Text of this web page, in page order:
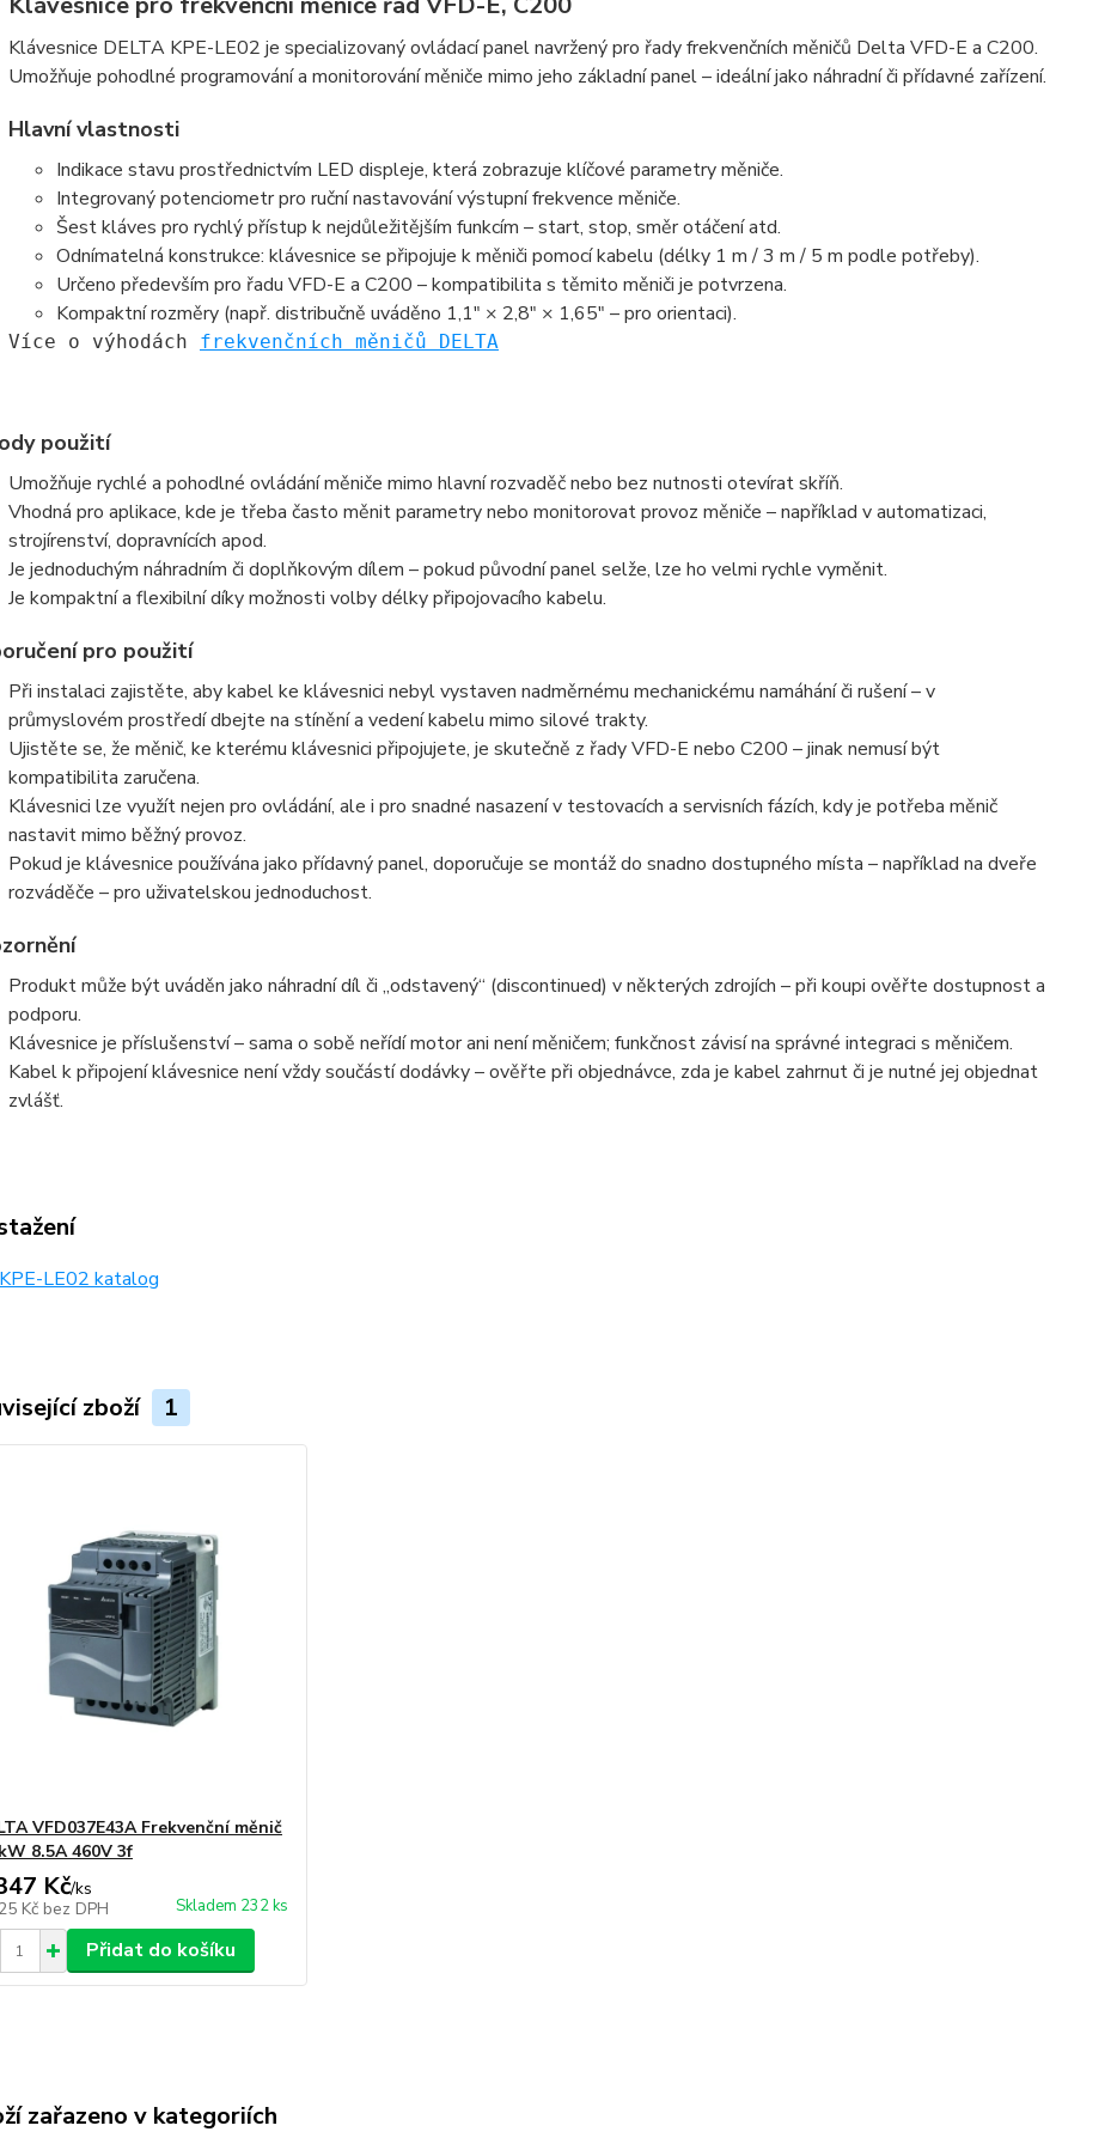
Klávesnice DELTA KPE-LE02 je specializovaný ovládací panel navržený pro řady frekvenčních měničů Delta VFD-E a C200.
Umožňuje pohodlné programování a monitorování měniče mimo jeho základní panel – ideální jako náhradní či přídavné zařízení.
Hlavní vlastnosti
Indikace stavu prostřednictvím LED displeje, která zobrazuje klíčové parametry měniče.
Integrovaný potenciometr pro ruční nastavování výstupní frekvence měniče.
Šest kláves pro rychlý přístup k nejdůležitějším funkcím – start, stop, směr otáčení atd.
Odnímatelná konstrukce: klávesnice se připojuje k měniči pomocí kabelu (délky 1 m / 3 m / 5 m podle potřeby).
Určeno především pro řadu VFD-E a C200 – kompatibilita s těmito měniči je potvrzena.
Kompaktní rozměry (např. distribučně uváděno 1,1″ × 2,8″ × 1,65″ – pro orientaci).
Více o výhodách frekvenčních měničů DELTA
použití
Umožňuje rychlé a pohodlné ovládání měniče mimo hlavní rozvaděč nebo bez nutnosti otevírat skříň.
Vhodná pro aplikace, kde je třeba často měnit parametry nebo monitorovat provoz měniče – například v automatizaci,
strojírenství, dopravnících apod.
Je jednoduchým náhradním či doplňkovým dílem – pokud původní panel selže, lze ho velmi rychle vyměnit.
Je kompaktní a flexibilní díky možnosti volby délky připojovacího kabelu.
pro použití
Při instalaci zajistěte, aby kabel ke klávesnici nebyl vystaven nadměrnému mechanickému namáhání či rušení – v
průmyslovém prostředí dbejte na stínění a vedení kabelu mimo silové trakty.
Ujistěte se, že měnič, ke kterému klávesnici připojujete, je skutečně z řady VFD-E nebo C200 – jinak nemusí být
kompatibilita zaručena.
Klávesnici lze využít nejen pro ovládání, ale i pro snadné nasazení v testovacích a servisních fázích, kdy je potřeba měnič
nastavit mimo běžný provoz.
Pokud je klávesnice používána jako přídavný panel, doporučuje se montáž do snadno dostupného místa – například na dveře
rozváděče – pro uživatelskou jednoduchost.
Produkt může být uváděn jako náhradní díl či „odstavený“ (discontinued) v některých zdrojích – při koupi ověřte dostupnost a
podporu.
Klávesnice je příslušenství – sama o sobě neřídí motor ani není měničem; funkčnost závisí na správné integraci s měničem.
Kabel k připojení klávesnice není vždy součástí dodávky – ověřte při objednávce, zda je kabel zahrnut či je nutné jej objednat
zvlášť.
KPE-LE02 katalog
zboží 1
VFD037E43A Frekvenční měnič
8.5A 460V 3f
Kč/ks
Kč bez DPH Skladem 232 ks
Přidat do košíku
zařazeno v kategoriích